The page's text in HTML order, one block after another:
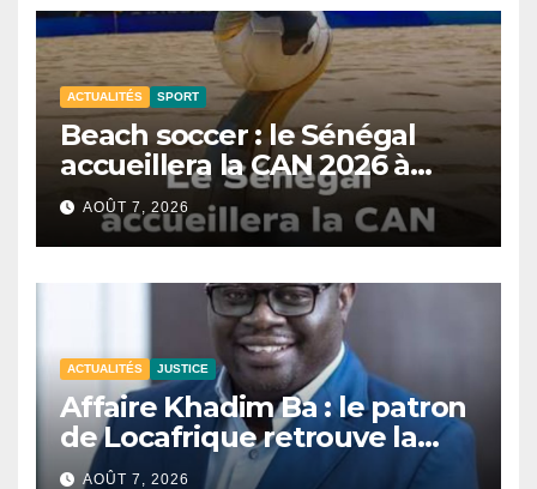
ACTUALITÉS SPORT
Beach soccer : le Sénégal
accueillera la CAN 2026 à
Dakar.
AOÛT 7, 2026
ACTUALITÉS JUSTICE
Affaire Khadim Ba : le patron
de Locafrique retrouve la
liberté.
AOÛT 7, 2026